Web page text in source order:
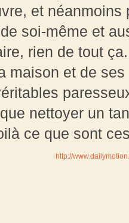
et néanmoins
soi-même et
rien de tout
maison et de
nettoyer un
ce que sont
http://